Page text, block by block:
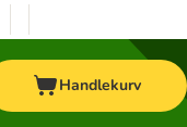
Handlekurv